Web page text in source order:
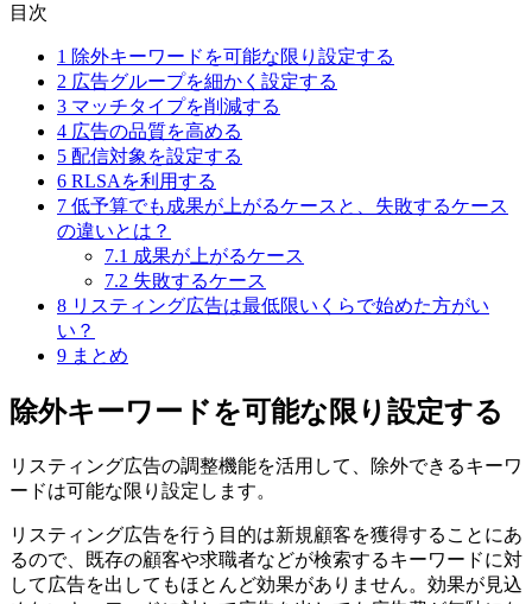
目次
1 除外キーワードを可能な限り設定する
2 広告グループを細かく設定する
3 マッチタイプを削減する
4 広告の品質を高める
5 配信対象を設定する
6 RLSAを利用する
7 低予算でも成果が上がるケースと、失敗するケース
の違いとは？
7.1 成果が上がるケース
7.2 失敗するケース
8 リスティング広告は最低限いくらで始めた方がい
い？
9 まとめ
除外キーワードを可能な限り設定する
リスティング広告の調整機能を活用して、除外できるキーワ
ードは可能な限り設定します。
リスティング広告を行う目的は新規顧客を獲得することにあ
るので、既存の顧客や求職者などが検索するキーワードに対
して広告を出してもほとんど効果がありません。効果が見込